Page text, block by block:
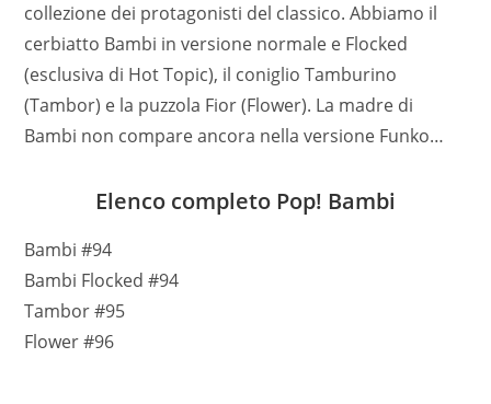
collezione dei protagonisti del classico. Abbiamo il
cerbiatto Bambi in versione normale e Flocked
(esclusiva di Hot Topic), il coniglio Tamburino
(Tambor) e la puzzola Fior (Flower). La madre di
Bambi non compare ancora nella versione Funko…
Elenco completo Pop! Bambi
Bambi #94
Bambi Flocked #94
Tambor #95
Flower #96